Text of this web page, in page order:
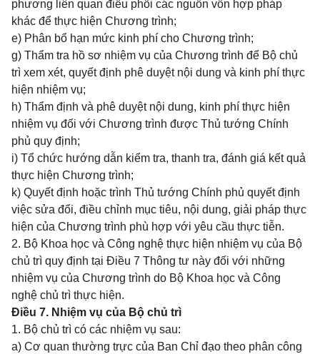
phương liên quan điều phối các nguồn vốn hợp pháp
khác để thực hiện Chương trình;
e) Phân bổ hạn mức kinh phí cho Chương trình;
g) Thẩm tra hồ sơ nhiệm vụ của Chương trình để Bộ chủ
trì xem xét, quyết định phê duyệt nội dung và kinh phí thực
hiện nhiệm vụ;
h) Thẩm định và phê duyệt nội dung, kinh phí thực hiện
nhiệm vụ đối với Chương trình được Thủ tướng Chính
phủ quy định;
i) Tổ chức hướng dẫn kiểm tra, thanh tra, đánh giá kết quả
thực hiện Chương trình;
k) Quyết định hoặc trình Thủ tướng Chính phủ quyết định
việc sửa đổi, điều chỉnh mục tiêu, nội dung, giải pháp thực
hiện của Chương trình phù hợp với yêu cầu thực tiễn.
2. Bộ Khoa học và Công nghệ thực hiện nhiệm vụ của Bộ
chủ trì quy định tại Điều 7 Thông tư này đối với những
nhiệm vụ của Chương trình do Bộ Khoa học và Công
nghệ chủ trì thực hiện.
Điều 7. Nhiệm vụ của Bộ chủ trì
1. Bộ chủ trì có các nhiệm vụ sau:
a) Cơ quan thường trực của Ban Chỉ đạo theo phân công